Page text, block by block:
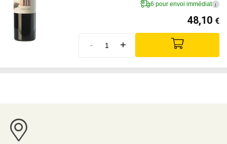
6 pour envoi immédiat i
48,10 €
- +